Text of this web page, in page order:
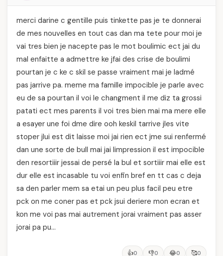
merci darine c gentille puis tinkette pas je te donnerai
de mes nouvelles en tout cas dan ma tete pour moi je
vai tres bien je nacepte pas le mot boulimic ect jai du
mal enfaitte a admettre ke jfai des crise de boulimi
pourtan je c ke c skil se passe vraiment mai je ladmé
pas jarrive pa. meme ma famille impocible je parle avec
eu de sa pourtan il voi le changment il me diz ta grossi
patati ect mes parents il voi tres bien mai ma mere elle
a esayer une foi dme dire ooh keskil tarrive jles vite
stoper jlui est dit laisse moi jai rien ect jme sui renfermé
dan une sorte de bull mai jai limpression il est impocible
den resortiiir jessai de persé la bul et sortiiir mai elle est
dur elle est incasable tu voi enfin bref en tt cas c deja
sa den parler mem sa etai un peu plus facil peu etre
pck on me coner pas et pck jsui deriere mon ecran et
kon me voi pas mai autrement jorai vraiment pas asser
jorai pa pu…
👍0 👎0 😂0 🥰0